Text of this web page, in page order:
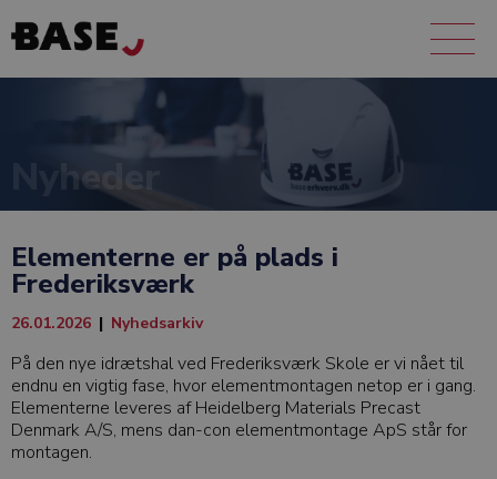
Nyheder
Elementerne er på plads i
Frederiksværk
26.01.2026 | Nyhedsarkiv
På den nye idrætshal ved Frederiksværk Skole er vi nået til
endnu en vigtig fase, hvor elementmontagen netop er i gang.
Elementerne leveres af Heidelberg Materials Precast
Denmark A/S, mens dan-con elementmontage ApS står for
montagen.